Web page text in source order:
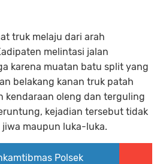
truk melaju dari arah
melintasi jalan
karena muatan batu split yang
belakang kanan truk patah
kendaraan oleng dan terguling
kejadian tersebut tidak
maupun luka-luka.
Polsek